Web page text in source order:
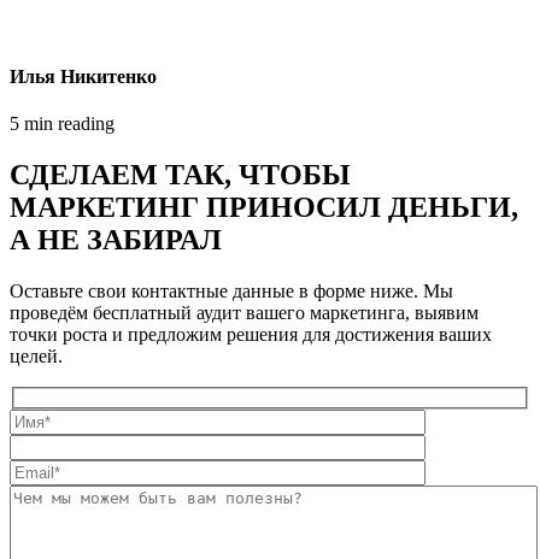
Илья Никитенко
5 min reading
СДЕЛАЕМ ТАК, ЧТОБЫ
МАРКЕТИНГ ПРИНОСИЛ ДЕНЬГИ,
А НЕ ЗАБИРАЛ
Оставьте свои контактные данные в форме ниже. Мы
проведём бесплатный аудит вашего маркетинга, выявим
точки роста и предложим решения для достижения ваших
целей.